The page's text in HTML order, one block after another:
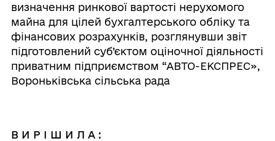
визначення ринкової вартості нерухомого
майна для цілей бухгалтерського обліку та
фінансових розрахунків, розглянувши звіт
підготовлений суб’єктом оціночної діяльності
приватним підприємством “АВТО-ЕКСПРЕС»,
Вороньківська сільська рада
В И Р І Ш И Л А :